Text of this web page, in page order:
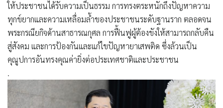
ให้ประชาชนได้รับความเป็นธรรม การทรงตระหนักถึงปัญหาความ
ทุกข์ยากและความเหลื่อมล้ำของประชาชนระดับฐานราก ตลอดจน
พระกรณียกิจด้านสาธารณกุศล การฟื้นฟูผู้ต้องขังให้สามารถกลับคืน
สู่สังคม และการป้องกันและแก้ไขปัญหายาเสพติด ซึ่งล้วนเป็น
คุณูปการอันทรงคุณค่ายิ่งต่อประเทศชาติและประชาชน
.